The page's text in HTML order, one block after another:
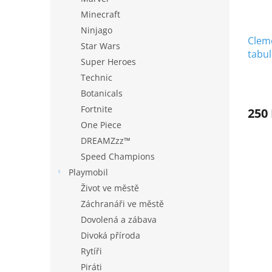
Minecraft
Ninjago
Star Wars
Super Heroes
Technic
Botanicals
Fortnite
One Piece
DREAMZzz™
Speed Champions
Playmobil
Život ve městě
Záchranáři ve městě
Dovolená a zábava
Divoká příroda
Rytíři
Piráti
250